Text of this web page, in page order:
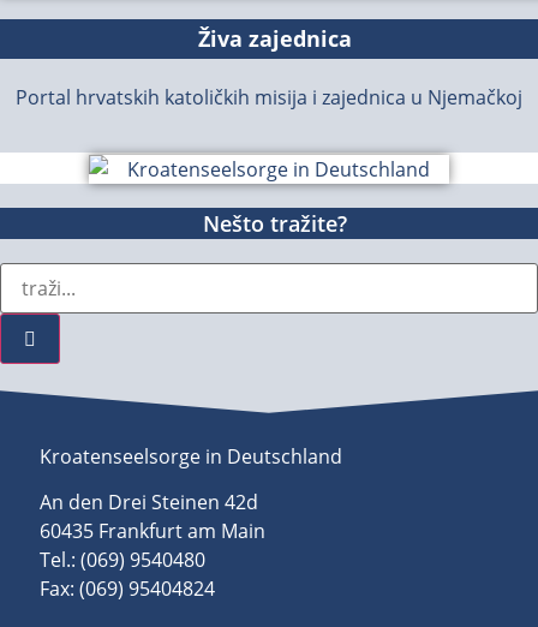
Živa zajednica
Portal hrvatskih katoličkih misija i zajednica u Njemačkoj
Nešto tražite?
Kroatenseelsorge in Deutschland
An den Drei Steinen 42d
60435 Frankfurt am Main
Tel.: (069) 9540480
Fax: (069) 95404824